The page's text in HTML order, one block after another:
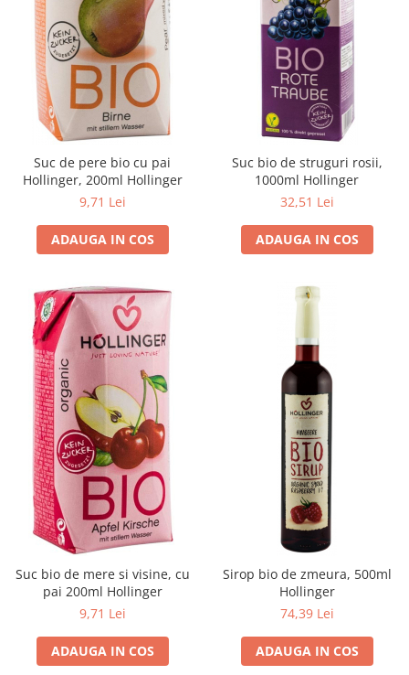
Cereale, fulgi din cereale, mic
dejun
Lactate
Bauturi vegetale
Orez, Faina si Premixuri
Ulei, otet
Sosuri, Ketchup bio
Pudre si prafuri
Supe
Conserve, Pateuri, creme
Masline
Leguminoase si seminte
Fermenti si gelifianti
Produse din soia
Sare si inlocuitori
Produse care inlocuiesc carnea
Unt, alternativa unt
Paine bio
Paste
Terci bio
Dulciuri
Ciocolata
Dulceturi, gemuri, compoturi
Creme
Bomboane, Caramele si Jeleuri
Biscuiti si napolitane
Suc de pere bio cu pai
Hollinger, 200ml Hollinger
9,71 Lei
ADAUGA IN COS
Suc bio de struguri rosii,
1000ml Hollinger
32,51 Lei
ADAUGA IN COS
Suc bio de mere si visine, cu
pai 200ml Hollinger
9,71 Lei
ADAUGA IN COS
Sirop bio de zmeura, 500ml
Hollinger
74,39 Lei
ADAUGA IN COS